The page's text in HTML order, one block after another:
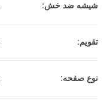
شیشه ضد خش:
تقویم:
نوع صفحه: